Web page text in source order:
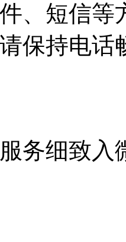
、短信
保持电话
务细致入